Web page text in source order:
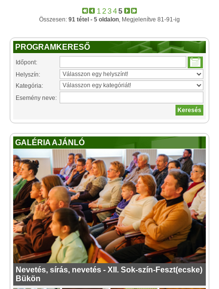
1 2345
Összesen: 91 tétel - 5 oldalon, Megjelenítve 81-91-ig
PROGRAMKERESŐ
Időpont:
Helyszín:
Kategória:
Esemény neve:
GALÉRIA AJÁNLÓ
Nevetés, sírás, nevetés - XII. Sok-szín-Feszt(ecske)
Bükön